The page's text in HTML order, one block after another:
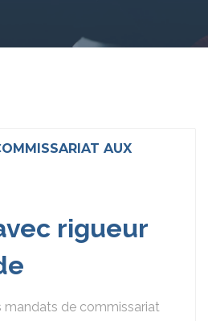
AUX
rigueur
mandats de commissariat